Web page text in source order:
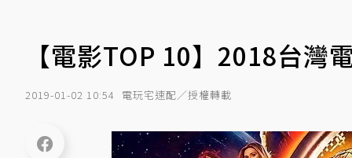
【電影TOP 10】2018台灣
2019-01-02 10:54 電玩宅速配／授權轉載